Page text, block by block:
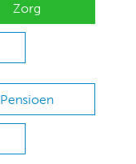
Zorg
Pensioen